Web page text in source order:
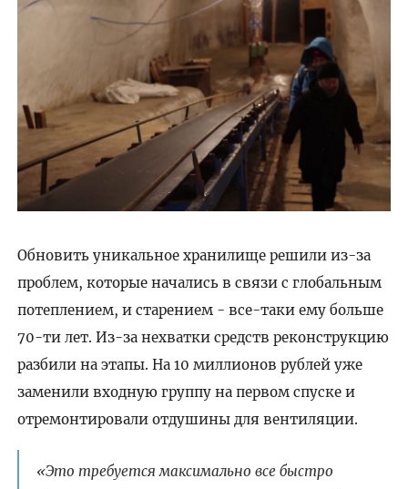
Обновить уникальное хранилище решили из-за
проблем, которые начались в связи с глобальным
потеплением, и старением - все-таки ему больше
70-ти лет. Из-за нехватки средств реконструкцию
разбили на этапы. На 10 миллионов рублей уже
заменили входную группу на первом спуске и
отремонтировали отдушины для вентиляции.
«Это требуется максимально все быстро